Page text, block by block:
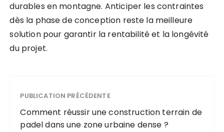
durables en montagne. Anticiper les contraintes
dès la phase de conception reste la meilleure
solution pour garantir la rentabilité et la longévité
du projet.
PUBLICATION PRÉCÉDENTE
Comment réussir une construction terrain de
padel dans une zone urbaine dense ?